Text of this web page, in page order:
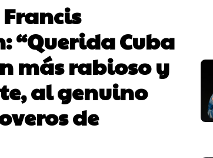
“Querida Cuba
más rabioso y
al genuino
de